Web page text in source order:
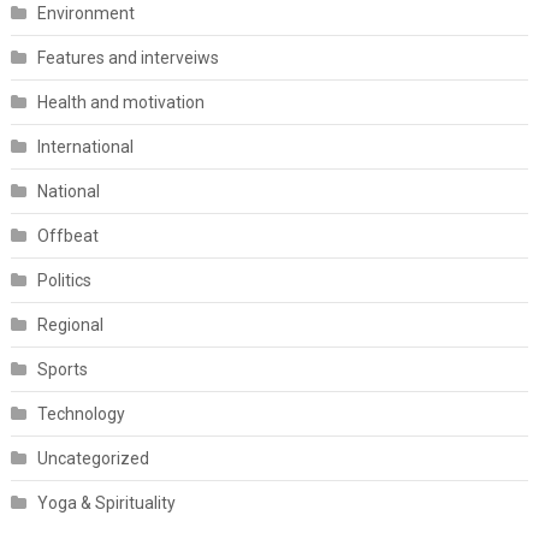
Environment
Features and interveiws
Health and motivation
International
National
Offbeat
Politics
Regional
Sports
Technology
Uncategorized
Yoga & Spirituality